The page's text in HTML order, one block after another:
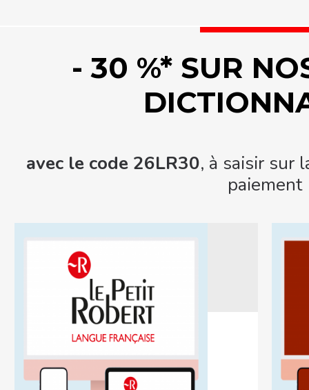
- 30 %* SUR
avec le code 26LR30, à saisir sur
paiement